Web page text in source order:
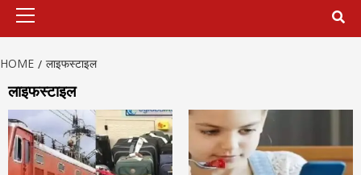
HOME लाइफस्टाइल
लाइफस्टाइल